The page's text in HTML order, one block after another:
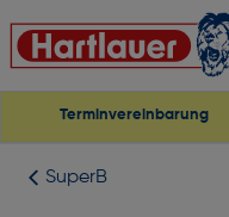
Terminvereinbarung
SuperB